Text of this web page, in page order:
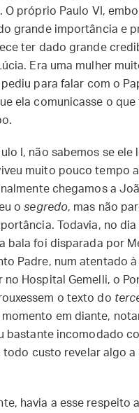
O próprio Paulo VI,
grande importância e
ter dado grande
Era uma mulher
para falar com o
ela comunicasse o que
I, não sabemos se ele
muito pouco tempo
chegamos a
osegredo, mas não
Todavia, no dia
bala foi disparada por
Padre, num atentado
no Hospital Gemelli, o
o texto do
momento em diante,
bastante incomodado
todo custo revelar algo a
havia a esse respeito